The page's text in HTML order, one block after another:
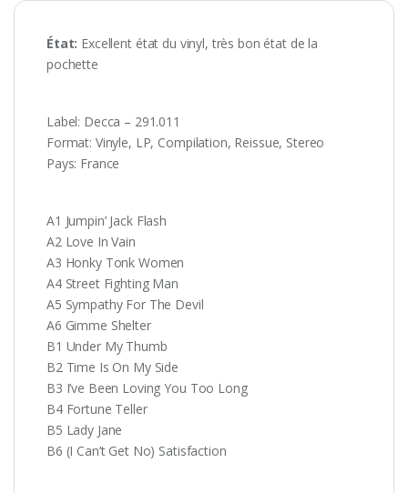
État: Excellent état du vinyl, très bon état de la
pochette
Label: Decca – 291.011
Format: Vinyle, LP, Compilation, Reissue, Stereo
Pays: France
A1 Jumpin’ Jack Flash
A2 Love In Vain
A3 Honky Tonk Women
A4 Street Fighting Man
A5 Sympathy For The Devil
A6 Gimme Shelter
B1 Under My Thumb
B2 Time Is On My Side
B3 I’ve Been Loving You Too Long
B4 Fortune Teller
B5 Lady Jane
B6 (I Can’t Get No) Satisfaction